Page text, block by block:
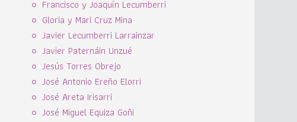
Francisco y Joaquín Lecumberri
Gloria y Mari Cruz Mina
Javier Lecumberri Larrainzar
Javier Paternáin Unzué
Jesús Torres Obrejo
José Antonio Ereño Elorri
José Areta Irisarri
José Miguel Equiza Goñi